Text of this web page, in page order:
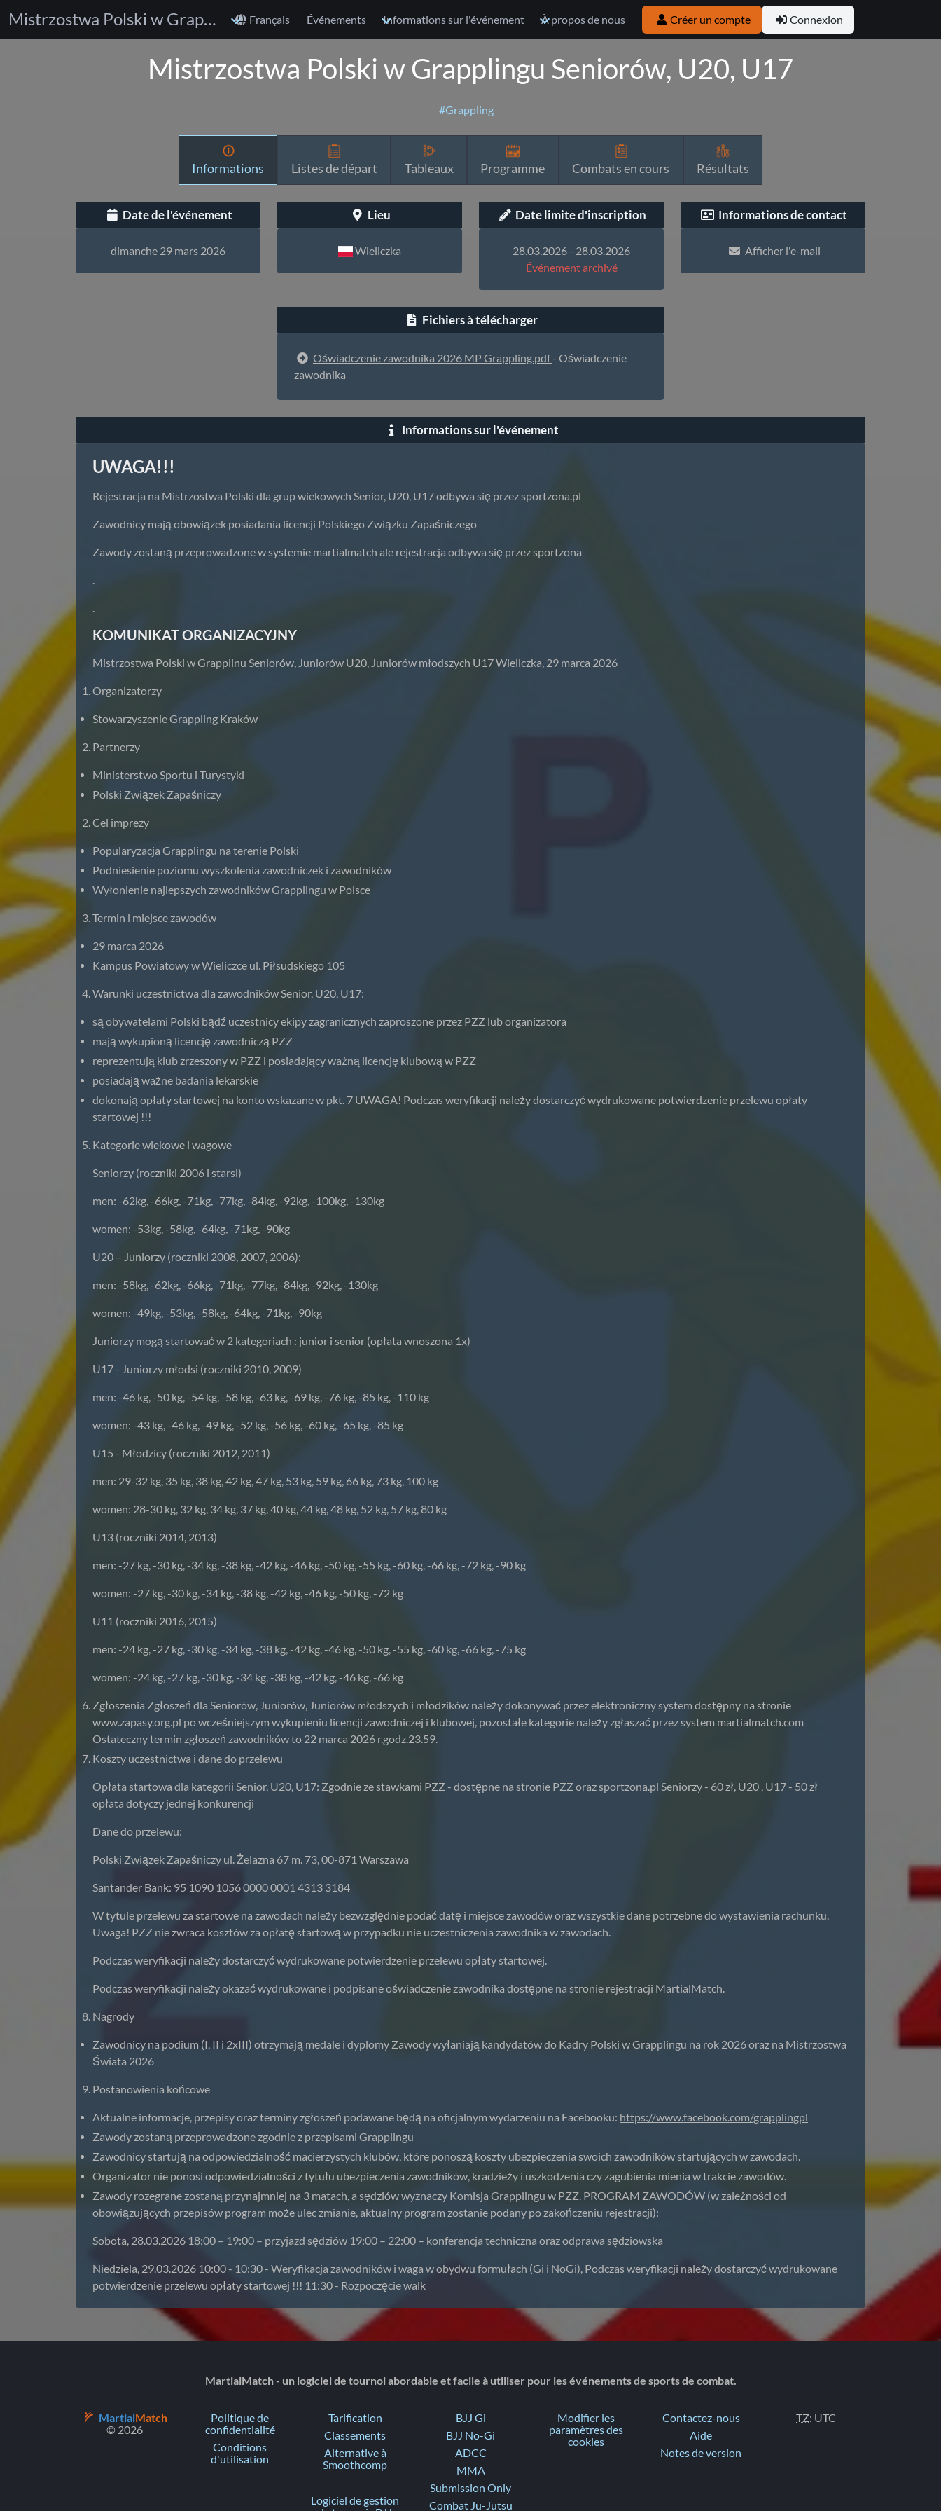
Mistrzostwa Polski w Grapplingu Seniorów, U20, U17 Français Événements Informations sur l'événement À propos de nous Créer un compte Connexion
Mistrzostwa Polski w Grapplingu Seniorów, U20, U17
#Grappling
Informations Listes de départ Tableaux Programme Combats en cours Résultats
Date de l'événement
dimanche 29 mars 2026
Lieu
Wieliczka
Date limite d'inscription
28.03.2026 - 28.03.2026
Événement archivé
Informations de contact
Afficher l'e-mail
Fichiers à télécharger
Oświadczenie zawodnika 2026 MP Grappling.pdf- Oświadczenie
zawodnika
Informations sur l'événement
UWAGA!!!
Rejestracja na Mistrzostwa Polski dla grup wiekowych Senior, U20, U17 odbywa się przez sportzona.pl
Zawodnicy mają obowiązek posiadania licencji Polskiego Związku Zapaśniczego
Zawody zostaną przeprowadzone w systemie martialmatch ale rejestracja odbywa się przez sportzona
.
.
KOMUNIKAT ORGANIZACYJNY
Mistrzostwa Polski w Grapplinu Seniorów, Juniorów U20, Juniorów młodszych U17 Wieliczka, 29 marca 2026
Organizatorzy
Stowarzyszenie Grappling Kraków
Partnerzy
Ministerstwo Sportu i Turystyki
Polski Związek Zapaśniczy
Cel imprezy
Popularyzacja Grapplingu na terenie Polski
Podniesienie poziomu wyszkolenia zawodniczek i zawodników
Wyłonienie najlepszych zawodników Grapplingu w Polsce
Termin i miejsce zawodów
29 marca 2026
Kampus Powiatowy w Wieliczce ul. Piłsudskiego 105
Warunki uczestnictwa dla zawodników Senior, U20, U17:
są obywatelami Polski bądź uczestnicy ekipy zagranicznych zaproszone przez PZZ lub organizatora
mają wykupioną licencję zawodniczą PZZ
reprezentują klub zrzeszony w PZZ i posiadający ważną licencję klubową w PZZ
posiadają ważne badania lekarskie
dokonają opłaty startowej na konto wskazane w pkt. 7 UWAGA! Podczas weryfikacji należy dostarczyć wydrukowane potwierdzenie przelewu opłaty
startowej !!!
Kategorie wiekowe i wagowe
Seniorzy (roczniki 2006 i starsi)
men: -62kg, -66kg, -71kg, -77kg, -84kg, -92kg, -100kg, -130kg
women: -53kg, -58kg, -64kg, -71kg, -90kg
U20 – Juniorzy (roczniki 2008, 2007, 2006):
men: -58kg, -62kg, -66kg, -71kg, -77kg, -84kg, -92kg, -130kg
women: -49kg, -53kg, -58kg, -64kg, -71kg, -90kg
Juniorzy mogą startować w 2 kategoriach : junior i senior (opłata wnoszona 1x)
U17 - Juniorzy młodsi (roczniki 2010, 2009)
men: -46 kg, -50 kg, -54 kg, -58 kg, -63 kg, -69 kg, -76 kg, -85 kg, -110 kg
women: -43 kg, -46 kg, -49 kg, -52 kg, -56 kg, -60 kg, -65 kg, -85 kg
U15 - Młodzicy (roczniki 2012, 2011)
men: 29-32 kg, 35 kg, 38 kg, 42 kg, 47 kg, 53 kg, 59 kg, 66 kg, 73 kg, 100 kg
women: 28-30 kg, 32 kg, 34 kg, 37 kg, 40 kg, 44 kg, 48 kg, 52 kg, 57 kg, 80 kg
U13 (roczniki 2014, 2013)
men: -27 kg, -30 kg, -34 kg, -38 kg, -42 kg, -46 kg, -50 kg, -55 kg, -60 kg, -66 kg, -72 kg, -90 kg
women: -27 kg, -30 kg, -34 kg, -38 kg, -42 kg, -46 kg, -50 kg, -72 kg
U11 (roczniki 2016, 2015)
men: -24 kg, -27 kg, -30 kg, -34 kg, -38 kg, -42 kg, -46 kg, -50 kg, -55 kg, -60 kg, -66 kg, -75 kg
women: -24 kg, -27 kg, -30 kg, -34 kg, -38 kg, -42 kg, -46 kg, -66 kg
Zgłoszenia Zgłoszeń dla Seniorów, Juniorów, Juniorów młodszych i młodzików należy dokonywać przez elektroniczny system dostępny na stronie
www.zapasy.org.pl po wcześniejszym wykupieniu licencji zawodniczej i klubowej, pozostałe kategorie należy zgłaszać przez system martialmatch.com
Ostateczny termin zgłoszeń zawodników to 22 marca 2026 r.godz.23.59.
Koszty uczestnictwa i dane do przelewu
Opłata startowa dla kategorii Senior, U20, U17: Zgodnie ze stawkami PZZ - dostępne na stronie PZZ oraz sportzona.pl Seniorzy - 60 zł, U20 , U17 - 50 zł
opłata dotyczy jednej konkurencji
Dane do przelewu:
Polski Związek Zapaśniczy ul. Żelazna 67 m. 73, 00-871 Warszawa
Santander Bank: 95 1090 1056 0000 0001 4313 3184
W tytule przelewu za startowe na zawodach należy bezwzględnie podać datę i miejsce zawodów oraz wszystkie dane potrzebne do wystawienia rachunku.
Uwaga! PZZ nie zwraca kosztów za opłatę startową w przypadku nie uczestniczenia zawodnika w zawodach.
Podczas weryfikacji należy dostarczyć wydrukowane potwierdzenie przelewu opłaty startowej.
Podczas weryfikacji należy okazać wydrukowane i podpisane oświadczenie zawodnika dostępne na stronie rejestracji MartialMatch.
Nagrody
Zawodnicy na podium (I, II i 2xIII) otrzymają medale i dyplomy Zawody wyłaniają kandydatów do Kadry Polski w Grapplingu na rok 2026 oraz na Mistrzostwa
Świata 2026
Postanowienia końcowe
Aktualne informacje, przepisy oraz terminy zgłoszeń podawane będą na oficjalnym wydarzeniu na Facebooku: https://www.facebook.com/grapplingpl
Zawody zostaną przeprowadzone zgodnie z przepisami Grapplingu
Zawodnicy startują na odpowiedzialność macierzystych klubów, które ponoszą koszty ubezpieczenia swoich zawodników startujących w zawodach.
Organizator nie ponosi odpowiedzialności z tytułu ubezpieczenia zawodników, kradzieży i uszkodzenia czy zagubienia mienia w trakcie zawodów.
Zawody rozegrane zostaną przynajmniej na 3 matach, a sędziów wyznaczy Komisja Grapplingu w PZZ. PROGRAM ZAWODÓW (w zależności od
obowiązujących przepisów program może ulec zmianie, aktualny program zostanie podany po zakończeniu rejestracji):
Sobota, 28.03.2026 18:00 – 19:00 – przyjazd sędziów 19:00 – 22:00 – konferencja techniczna oraz odprawa sędziowska
Niedziela, 29.03.2026 10:00 - 10:30 - Weryfikacja zawodników i waga w obydwu formułach (Gi i NoGi), Podczas weryfikacji należy dostarczyć wydrukowane
potwierdzenie przelewu opłaty startowej !!! 11:30 - Rozpoczęcie walk
MartialMatch - un logiciel de tournoi abordable et facile à utiliser pour les événements de sports de combat.
MartialMatch
© 2026
Politique de
confidentialité
Conditions
d'utilisation
Tarification
Classements
Alternative à
Smoothcomp
Logiciel de gestion
BJJ Gi
BJJ No-Gi
ADCC
MMA
Submission Only
Combat Ju-Jutsu
Modifier les
paramètres des
cookies
Contactez-nous
Aide
Notes de version
TZ: UTC